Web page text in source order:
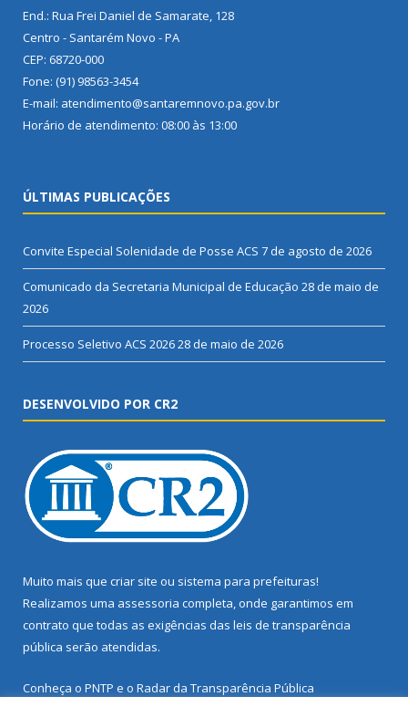
End.: Rua Frei Daniel de Samarate, 128
Centro - Santarém Novo - PA
CEP: 68720-000
Fone: (91) 98563-3454
E-mail: atendimento@santaremnovo.pa.gov.br
Horário de atendimento: 08:00 às 13:00
ÚLTIMAS PUBLICAÇÕES
Convite Especial Solenidade de Posse ACS 7 de agosto de 2026
Comunicado da Secretaria Municipal de Educação 28 de maio de
2026
Processo Seletivo ACS 202628 de maio de 2026
DESENVOLVIDO POR CR2
Muito mais que criar site ou sistema para prefeituras!
Realizamos uma assessoria completa, onde garantimos em
contrato que todas as exigências das leis de transparência
pública serão atendidas.
Conheça o PNTP e o Radar da Transparência Pública